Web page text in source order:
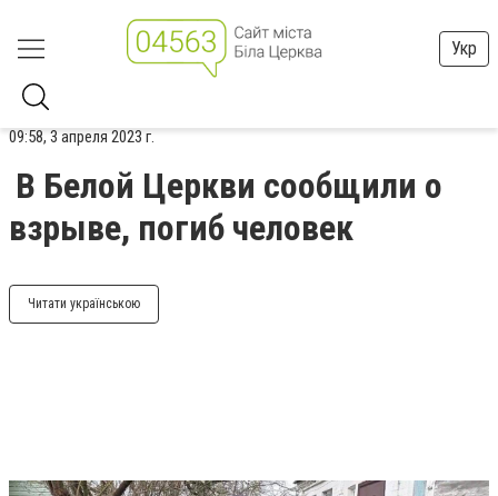
Укр
09:58, 3 апреля 2023 г.
В Белой Церкви сообщили о
взрыве, погиб человек
Читати українською